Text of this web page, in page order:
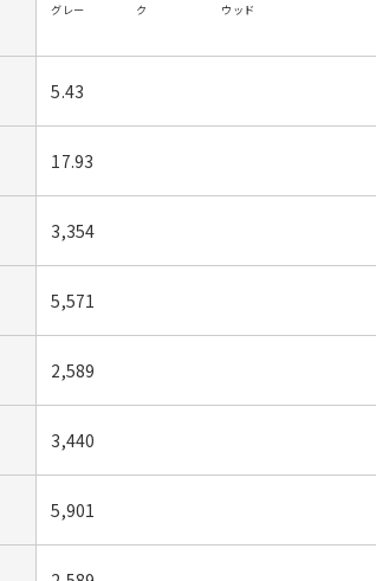
グレー
ク
ウッド
5.43
17.93
3,354
5,571
2,589
3,440
5,901